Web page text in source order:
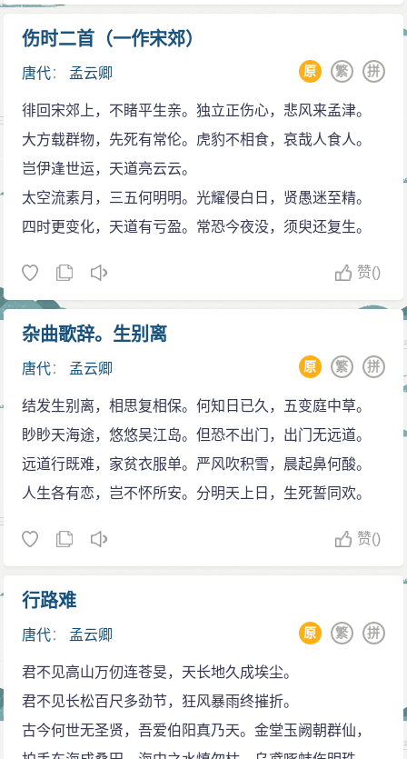
伤时二首（一作宋郊）
唐代： 孟云卿 拼
繁
原
徘回宋郊上，不睹平生亲。独立正伤心，悲风来孟津。
大方载群物，先死有常伦。虎豹不相食，哀哉人食人。
岂伊逢世运，天道亮云云。
太空流素月，三五何明明。光耀侵白日，贤愚迷至精。
四时更变化，天道有亏盈。常恐今夜没，须臾还复生。
赞()
杂曲歌辞。生别离
唐代： 孟云卿 拼
繁
原
结发生别离，相思复相保。何知日已久，五变庭中草。
眇眇天海途，悠悠吴江岛。但恐不出门，出门无远道。
远道行既难，家贫衣服单。严风吹积雪，晨起鼻何酸。
人生各有恋，岂不怀所安。分明天上日，生死誓同欢。
赞()
行路难
唐代： 孟云卿 拼
繁
原
君不见高山万仞连苍旻，天长地久成埃尘。
君不见长松百尺多劲节，狂风暴雨终摧折。
古今何世无圣贤，吾爱伯阳真乃天。金堂玉阙朝群仙，